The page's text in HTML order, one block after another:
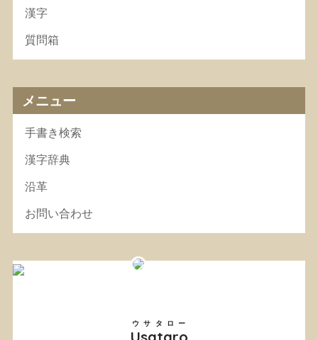
漢字
質問箱
メニュー
手書き検索
漢字辞典
沿革
お問い合わせ
ウサタロー